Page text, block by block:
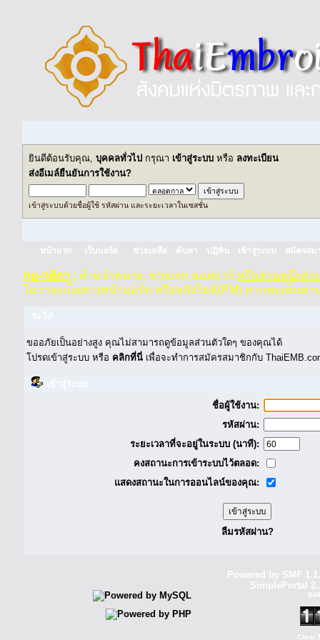
ยินดีต้อนรับคุณ, บุคคลทั่วไป กรุณา เข้าสู่ระบบ หรือ ลงทะเบียน
ส่งอีเมล์ยืนยันการใช้งาน?
เข้าสู่ระบบด้วยชื่อผู้ใช้ รหัสผ่าน และระยะเวลาในเซสชั่น
หน้าแรก เว็บบอร์ด ช่วยเหลือ ค้นหา ปฏิทิน เข้าสู่ระบบ สมัครสม
กฏ-กติกา : ห้ามจำหน่าย, จ่ายแจก ซอฟแวร์ หรือส่วนหนึ่งส่ว
ไม่ว่าจะเป็นทางหน้าบอร์ด หรือหลังไมค์(PM) หากพบเห็นท่า
ขออภัยเป็นอย่างสูง คุณไม่สามารถดูข้อมูลส่วนตัวใดๆ ของคุณได้
โปรดเข้าสู่ระบบ หรือ คลิกที่นี่ เพื่อจะทำการสมัครสมาชิกกับ
ชื่อผู้ใช้งาน:
รหัสผ่าน:
ระยะเวลาที่จะอยู่ในระบบ (นาที):
คงสถานะการเข้าระบบไว้ตลอด:
แสดงสถานะในการออนไลน์ของคุณ:
ลืมรหัสผ่าน?
Powered by SMF
SimplePortal
Clear